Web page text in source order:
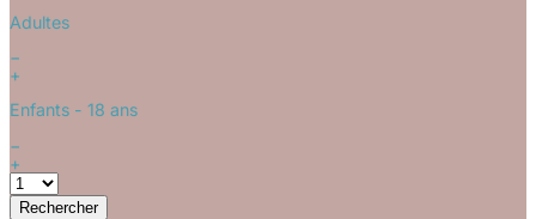
Adultes
−
+
Enfants - 18 ans
−
+
Rechercher